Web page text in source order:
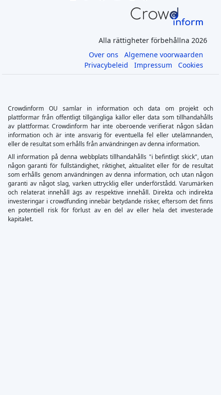
Alla rättigheter förbehållna 2026
Over ons
Algemene voorwaarden
Privacybeleid
Impressum Cookies
Crowdinform OU samlar in information och data om projekt och
plattformar från offentligt tillgängliga källor eller data som tillhandahålls
av plattformar. Crowdinform har inte oberoende verifierat någon sådan
information och är inte ansvarig för eventuella fel eller utelämnanden,
eller de resultat som erhålls från användningen av denna information.
All information på denna webbplats tillhandahålls "i befintligt skick", utan
någon garanti för fullständighet, riktighet, aktualitet eller för de resultat
som erhålls genom användningen av denna information, och utan någon
garanti av något slag, varken uttrycklig eller underförstådd. Varumärken
och relaterat innehåll ägs av respektive innehåll. Direkta och indirekta
investeringar i crowdfunding innebär betydande risker, eftersom det finns
en potentiell risk för förlust av en del av eller hela det investerade
kapitalet.